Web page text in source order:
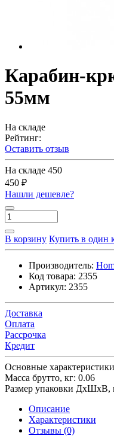
Карабин-
55мм
На складе
Рейтинг:
Оставить отзыв
На складе 450
450 ₽
Нашли дешевле?
В корзину Купить в один
Производитель:
Код товара: 2355
Артикул: 2355
Доставка
Оплата
Рассрочка
Кредит
Основные характеристики
Масса брутто, кг: 0.06
Размер упаковки ДхШхВ,
Описание
Характеристики
Отзывы (0)